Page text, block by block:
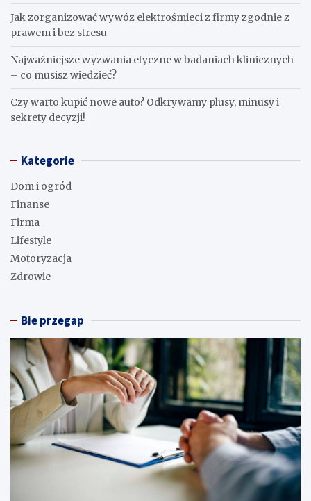
Jak zorganizować wywóz elektrośmieci z firmy zgodnie z
prawem i bez stresu
Najważniejsze wyzwania etyczne w badaniach klinicznych
– co musisz wiedzieć?
Czy warto kupić nowe auto? Odkrywamy plusy, minusy i
sekrety decyzji!
Kategorie
Dom i ogród
Finanse
Firma
Lifestyle
Motoryzacja
Zdrowie
Bie przegap